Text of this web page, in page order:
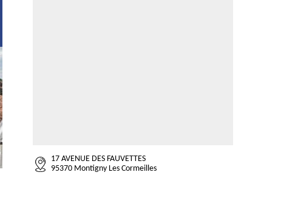
17 AVENUE DES FAUVETTES
95370 Montigny Les Cormeilles